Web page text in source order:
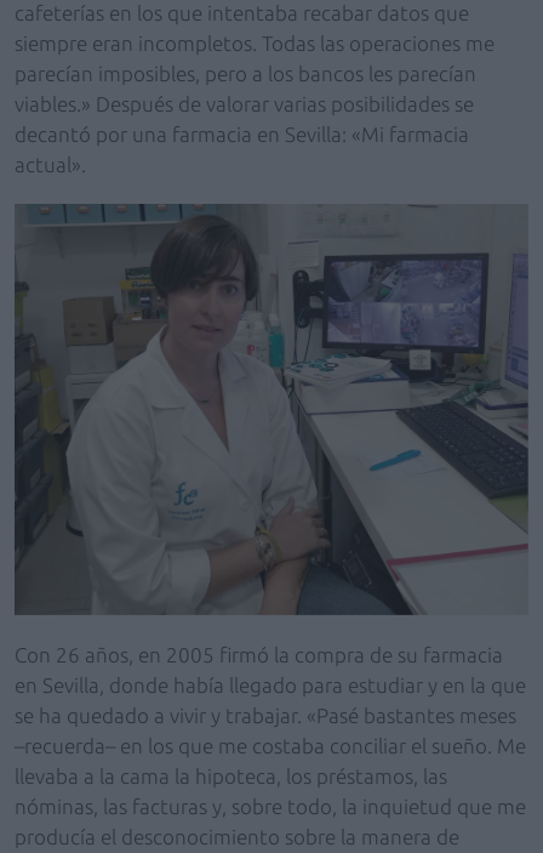
cafeterías en los que intentaba recabar datos que
siempre eran incompletos. Todas las operaciones me
parecían imposibles, pero a los bancos les parecían
viables.» Después de valorar varias posibilidades se
decantó por una farmacia en Sevilla: «Mi farmacia
actual».
Con 26 años, en 2005 firmó la compra de su farmacia
en Sevilla, donde había llegado para estudiar y en la que
se ha quedado a vivir y trabajar. «Pasé bastantes meses
–recuerda– en los que me costaba conciliar el sueño. Me
llevaba a la cama la hipoteca, los préstamos, las
nóminas, las facturas y, sobre todo, la inquietud que me
producía el desconocimiento sobre la manera de